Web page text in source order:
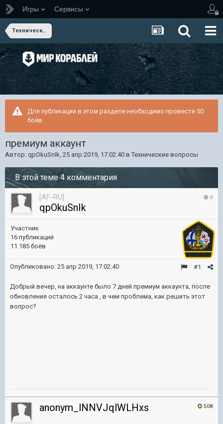
Игры Сервисы
Технические вопросы
Для публикации в этом разделе необходимо провести 50
боёв.
премиум аккаунт
Автор: qpOkuSnIk, 25 апр 2019, 17:02:40 в Технические вопросы
В этой теме 4 комментария
0
[AF-RU]
qpOkuSnIk
Участник
16 публикаций
11 185 боёв
#1
Опубликовано: 25 апр 2019, 17:02:40
Добрый вечер, на аккаунте было 7 дней премиум аккаунта, после
обновления осталось 2 часа , в чем проблема, как решить этот
вопрос?
508
anonym_lNNVJqlWLHxs